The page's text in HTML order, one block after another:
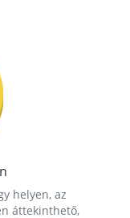
helyen, az
áttekinthető,